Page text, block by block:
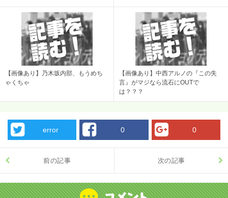
【画像あり】乃木坂内部、もうめち
ゃくちゃ
【画像あり】中西アルノの『この失
言』がマジなら流石にOUTで
は？？？
error 0 0
前の記事 次の記事